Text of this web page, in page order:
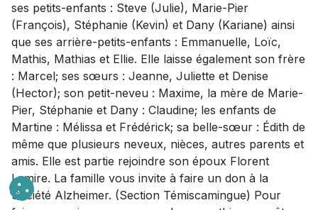
ses petits-enfants : Steve (Julie), Marie-Pier
(François), Stéphanie (Kevin) et Dany (Kariane) ainsi
que ses arrière-petits-enfants : Emmanuelle, Loïc,
Mathis, Mathias et Ellie. Elle laisse également son frère
: Marcel; ses sœurs : Jeanne, Juliette et Denise
(Hector); son petit-neveu : Maxime, la mère de Marie-
Pier, Stéphanie et Dany : Claudine; les enfants de
Martine : Mélissa et Frédérick; sa belle-sœur : Édith de
même que plusieurs neveux, nièces, autres parents et
amis. Elle est partie rejoindre son époux Florent
Lemire. La famille vous invite à faire un don à la
Société Alzheimer. (Section Témiscamingue) Pour